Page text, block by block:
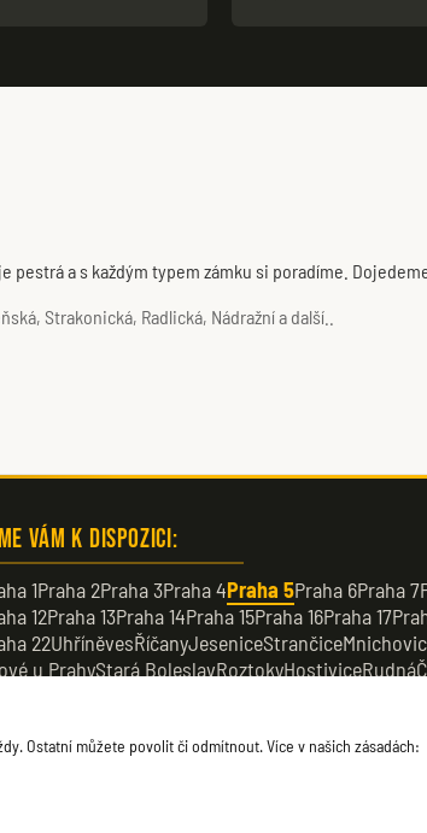
a s každým typem zámku si poradíme.
Strakonická, Radlická, Nádražní a další..
vám k dispozici:
1Praha 2Praha 3Praha 4Praha 5Praha 6Praha 7
12Praha 13Praha 14Praha 15Praha 16Praha 17
22UhříněvesŘíčanyJeseniceStrančice
u PrahyStará BoleslavRoztokyHostiviceRudná
Ostatní můžete povolit či odmítnout. Více v našich zásadách: